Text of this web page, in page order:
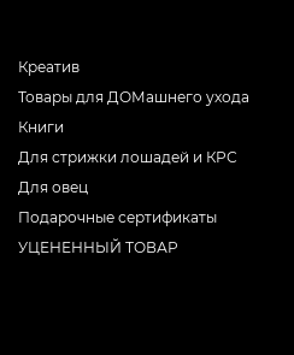
Креатив
Товары для ДОМашнего ухода
Книги
Для стрижки лошадей и КРС
Для овец
Подарочные сертификаты
УЦЕНЕННЫЙ ТОВАР